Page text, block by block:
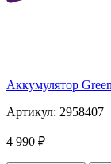
Аккумулятор
Артикул: 2958407
4 990 ₽